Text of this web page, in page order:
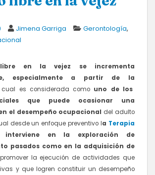
Jimena Garriga Gerontología,
en la vejez se incrementa
especialmente a partir de la
es considerada como uno de los
que puede ocasionar una
el desempeño ocupacional del adulto
desde un enfoque preventivo la Terapia
interviene en la exploración de
pasados como en la adquisición de
la ejecución de actividades que
y que logren constituir un desempeño